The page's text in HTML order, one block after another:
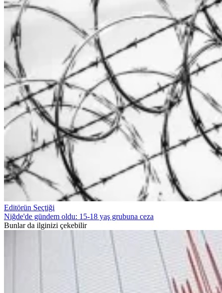
Editörün Seçtiği
Niğde'de gündem oldu: 15-18 yaş grubuna ceza
Bunlar da ilginizi çekebilir